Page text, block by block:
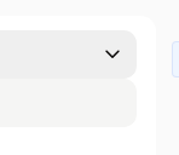
expand_more